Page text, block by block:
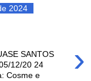
2024
›
SANTOS
12/20 24
Cosme e